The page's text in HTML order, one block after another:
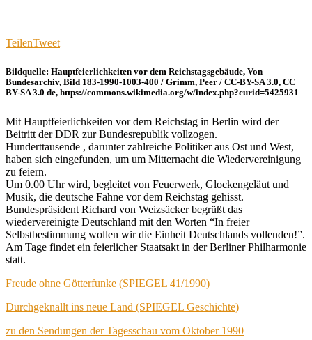
TeilenTweet
Bildquelle: Hauptfeierlichkeiten vor dem Reichstagsgebäude, Von
Bundesarchiv, Bild 183-1990-1003-400 / Grimm, Peer / CC-BY-SA 3.0, CC
BY-SA 3.0 de, https://commons.wikimedia.org/w/index.php?curid=5425931
Mit Hauptfeierlichkeiten vor dem Reichstag in Berlin wird der
Beitritt der DDR zur Bundesrepublik vollzogen.
Hunderttausende , darunter zahlreiche Politiker aus Ost und West,
haben sich eingefunden, um um Mitternacht die Wiedervereinigung
zu feiern.
Um 0.00 Uhr wird, begleitet von Feuerwerk, Glockengeläut und
Musik, die deutsche Fahne vor dem Reichstag gehisst.
Bundespräsident Richard von Weizsäcker begrüßt das
wiedervereinigte Deutschland mit den Worten “In freier
Selbstbestimmung wollen wir die Einheit Deutschlands vollenden!”.
Am Tage findet ein feierlicher Staatsakt in der Berliner Philharmonie
statt.
Freude ohne Götterfunke (SPIEGEL 41/1990)
Durchgeknallt ins neue Land (SPIEGEL Geschichte)
zu den Sendungen der Tagesschau vom Oktober 1990